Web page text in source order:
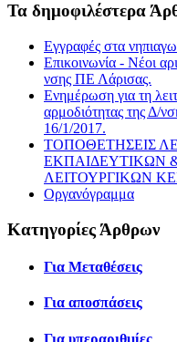
Τα δημοφιλέστερα
Εγγραφές στα
Επικοινωνία - Νέοι
νσης ΠΕ Λάρισας.
Ενημέρωση για τη
αρμοδιότητας της Δ/
16/1/2017.
ΤΟΠΟΘΕΤΗΣΕΙΣ
ΕΚΠΑΙΔΕΥΤΙΚΩΝ
ΛΕΙΤΟΥΡΓΙΚΩΝ
Οργανόγραμμα
Κατηγορίες Άρθρων
Για Μεταθέσεις
Για αποσπάσεις
Για υπεραριθμίες